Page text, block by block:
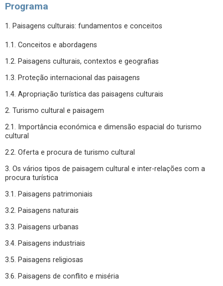
Programa
1. Paisagens culturais: fundamentos e conceitos
1.1. Conceitos e abordagens
1.2. Paisagens culturais, contextos e geografias
1.3. Proteção internacional das paisagens
1.4. Apropriação turística das paisagens culturais
2. Turismo cultural e paisagem
2.1. Importância económica e dimensão espacial do turismo
cultural
2.2. Oferta e procura de turismo cultural
3. Os vários tipos de paisagem cultural e inter-relações com a
procura turística
3.1. Paisagens patrimoniais
3.2. Paisagens naturais
3.3. Paisagens urbanas
3.4. Paisagens industriais
3.5. Paisagens religiosas
3.6. Paisagens de conflito e miséria